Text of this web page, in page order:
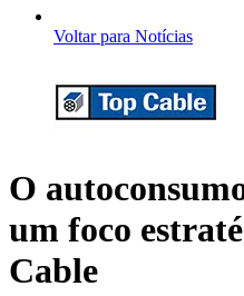
Voltar para Notícias
O
um foco
Cable